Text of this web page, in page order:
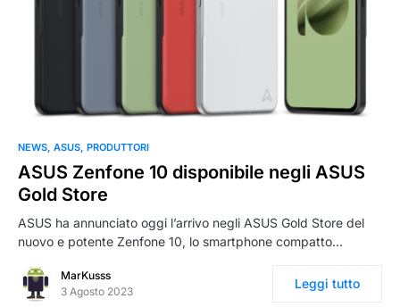
NEWS ASUS PRODUTTORI
ASUS Zenfone 10 disponibile negli ASUS
Gold Store
ASUS ha annunciato oggi l’arrivo negli ASUS Gold Store del
nuovo e potente Zenfone 10, lo smartphone compatto…
MarKusss
3 Agosto 2023
Leggi tutto